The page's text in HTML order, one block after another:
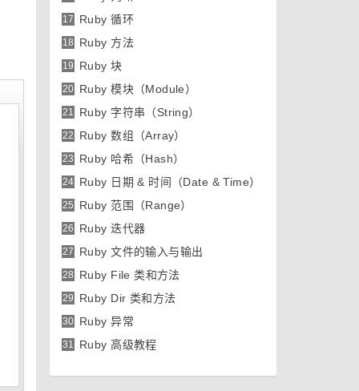
17 Ruby 循环
18 Ruby 方法
19 Ruby 块
20 Ruby 模块（Module）
21 Ruby 字符串（String）
22 Ruby 数组（Array）
23 Ruby 哈希（Hash）
24 Ruby 日期 & 时间（Date & Time）
25 Ruby 范围（Range）
26 Ruby 迭代器
27 Ruby 文件的输入与输出
28 Ruby File 类和方法
29 Ruby Dir 类和方法
30 Ruby 异常
31 Ruby 高级教程